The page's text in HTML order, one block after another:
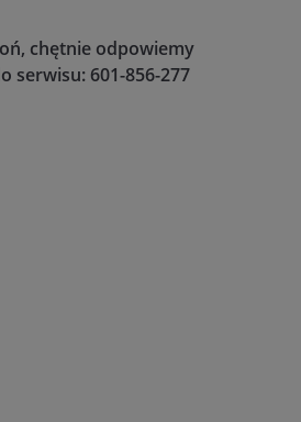
chętnie odpowiemy
serwisu: 601-856-277